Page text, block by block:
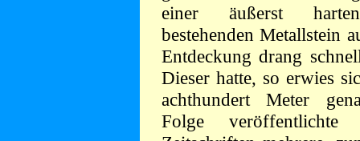
einer äußerst harten
bestehenden Metallstein
Entdeckung drang
Dieser hatte, so erwies
achthundert Meter
Folge